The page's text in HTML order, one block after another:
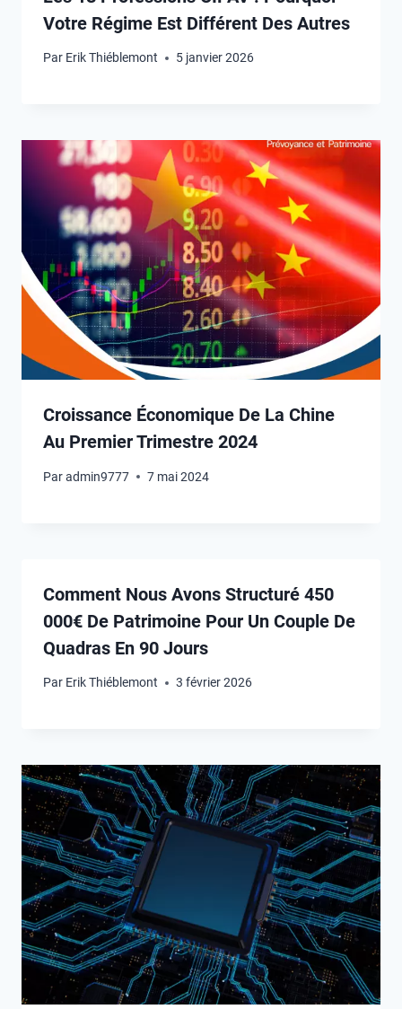
Votre Régime Est Différent Des Autres
Par Erik Thiéblemont 5 janvier 2026
Croissance Économique De La Chine
Au Premier Trimestre 2024
Paradmin9777 7 mai 2024
Comment Nous Avons Structuré 450
000€ De Patrimoine Pour Un Couple De
Quadras En 90 Jours
Par Erik Thiéblemont 3 février 2026